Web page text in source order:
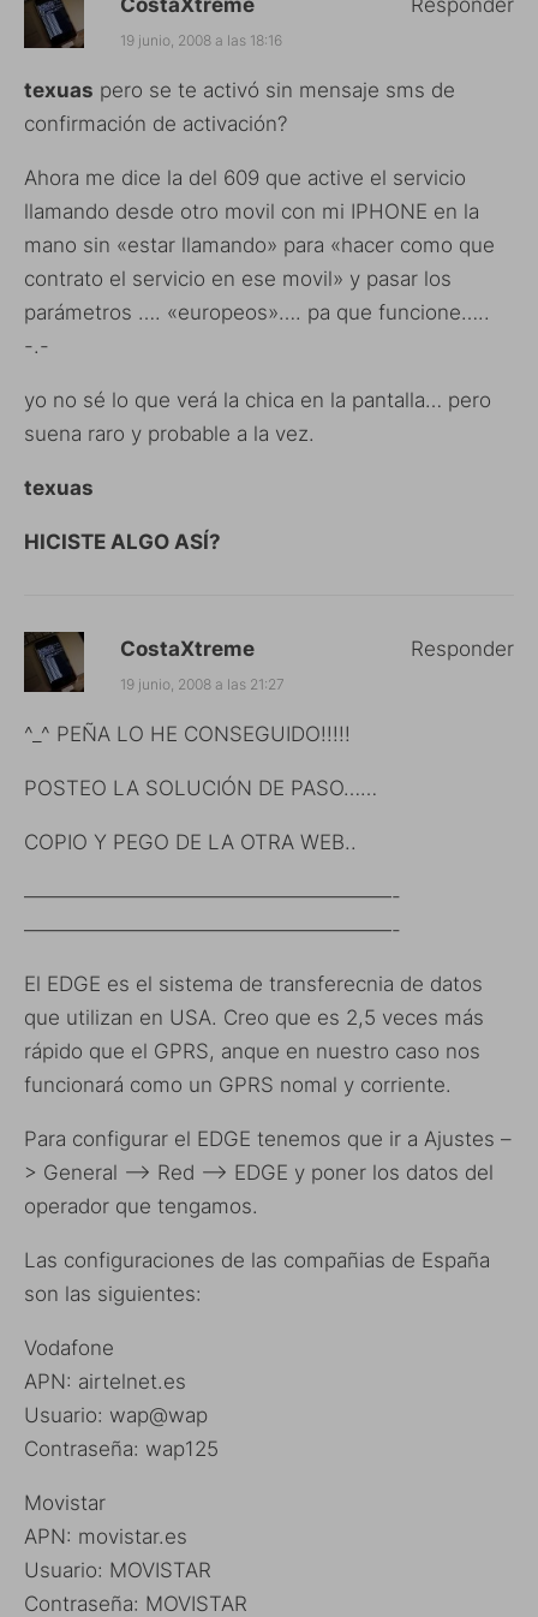
19 junio, 2008 a las 18:16
texuas pero se te activó sin mensaje sms de
confirmación de activación?
Ahora me dice la del 609 que active el servicio
llamando desde otro movil con mi IPHONE en la
mano sin «estar llamando» para «hacer como que
contrato el servicio en ese movil» y pasar los
parámetros …. «europeos»…. pa que funcione…..
-.-
yo no sé lo que verá la chica en la pantalla… pero
suena raro y probable a la vez.
texuas
HICISTE ALGO ASÍ?
CostaXtreme
19 junio, 2008 a las 21:27
^_^ PEÑA LO HE CONSEGUIDO!!!!!
POSTEO LA SOLUCIÓN DE PASO……
COPIO Y PEGO DE LA OTRA WEB..
——————————————————-
——————————————————-
El EDGE es el sistema de transferecnia de datos
que utilizan en USA. Creo que es 2,5 veces más
rápido que el GPRS, anque en nuestro caso nos
funcionará como un GPRS nomal y corriente.
Para configurar el EDGE tenemos que ir a Ajustes –
> General –> Red –> EDGE y poner los datos del
operador que tengamos.
Las configuraciones de las compañias de España
son las siguientes:
Vodafone
APN: airtelnet.es
Usuario: wap@wap
Contraseña: wap125
Movistar
APN: movistar.es
Usuario: MOVISTAR
Contraseña: MOVISTAR
Responder